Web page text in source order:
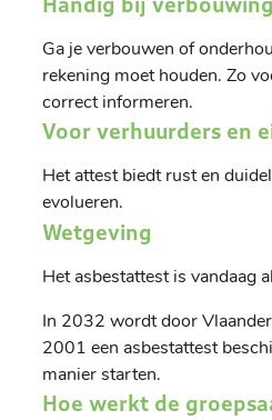
Ga je verbouwen of
rekening moet houden. Zo
correct informeren.
Voor verhuurders en
Het attest biedt rust en
evolueren.
Wetgeving
Het asbestattest is vandaag
In 2032 wordt door
2001 een asbestattest
manier starten.
Hoe werkt de